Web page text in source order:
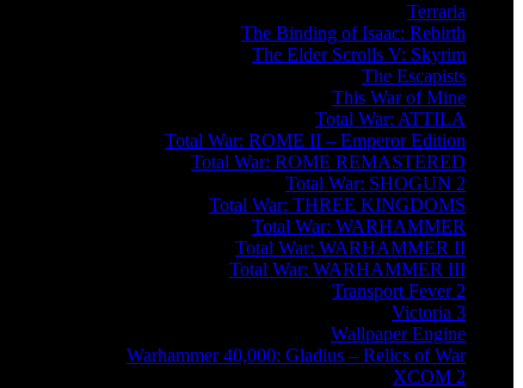
Terraria
The Binding of Isaac: Rebirth
The Elder Scrolls V: Skyrim
The Escapists
This War of Mine
Total War: ATTILA
Total War: ROME II – Emperor Edition
Total War: ROME REMASTERED
Total War: SHOGUN 2
Total War: THREE KINGDOMS
Total War: WARHAMMER
Total War: WARHAMMER II
Total War: WARHAMMER III
Transport Fever 2
Victoria 3
Wallpaper Engine
Warhammer 40,000: Gladius – Relics of War
XCOM 2